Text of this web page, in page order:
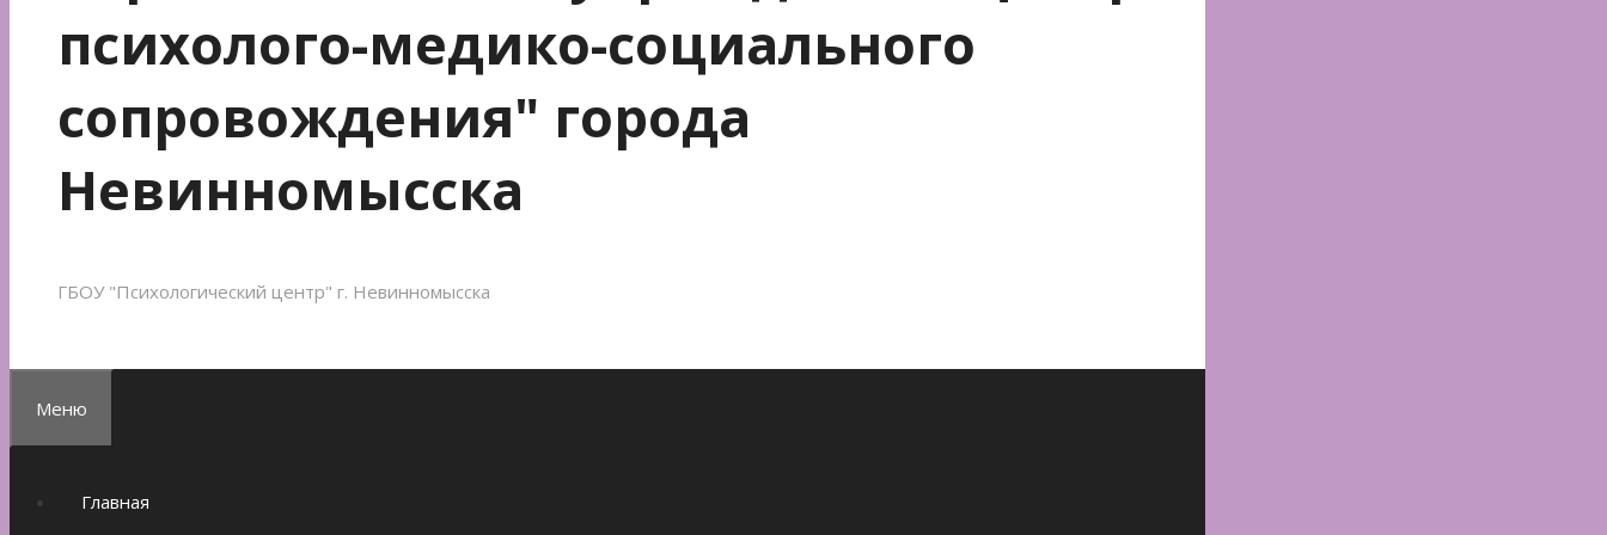
психолого-медико-социального
сопровождения" города
Невинномысска
ГБОУ "Психологический центр" г. Невинномысска
Меню
Главная